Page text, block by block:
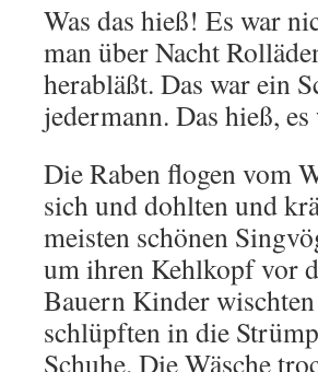
Was das hieß! Es war
man über Nacht
herabläßt. Das war ein
jedermann. Das hieß,
Die Raben flogen vom
sich und dohlten und
meisten schönen
um ihren Kehlkopf vor
Bauern Kinder
schlüpften in die
Schuhe. Die Wäsche